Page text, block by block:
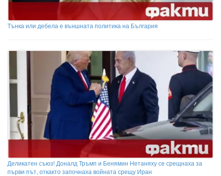
Тънка или дебела е външната политика на България
Деликатен съюз! Доналд Тръмп и Бенямин Нетаняху се срещнаха за
първи път, откакто започнаха войната срещу Иран